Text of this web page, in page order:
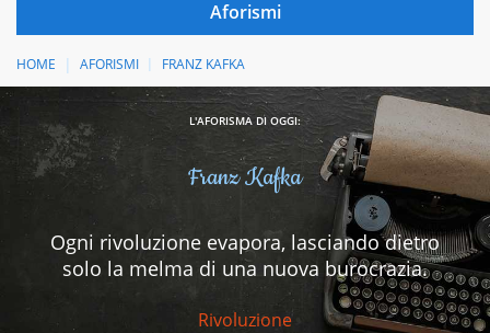
HOME AFORISMI FRANZ KAFKA
L'AFORISMA DI OGGI:
Franz Kafka
Ogni rivoluzione evapora, lasciando dietro
solo la melma di una nuova burocrazia.
Rivoluzione